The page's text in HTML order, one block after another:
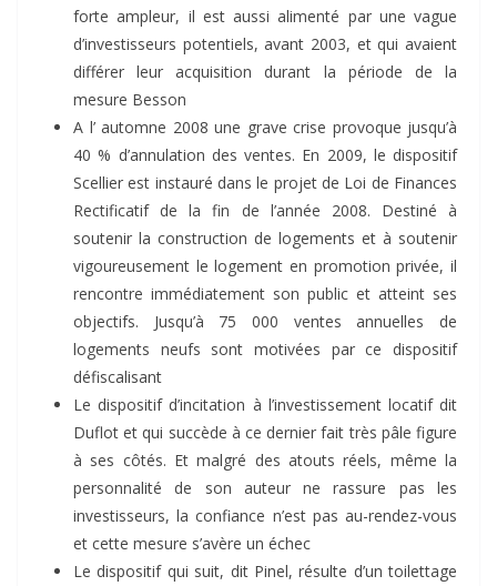
forte ampleur, il est aussi alimenté par une vague
d’investisseurs potentiels, avant 2003, et qui avaient
différer leur acquisition durant la période de la
mesure Besson
A l’ automne 2008 une grave crise provoque jusqu’à
40 % d’annulation des ventes. En 2009, le dispositif
Scellier est instauré dans le projet de Loi de Finances
Rectificatif de la fin de l’année 2008. Destiné à
soutenir la construction de logements et à soutenir
vigoureusement le logement en promotion privée, il
rencontre immédiatement son public et atteint ses
objectifs. Jusqu’à 75 000 ventes annuelles de
logements neufs sont motivées par ce dispositif
défiscalisant
Le dispositif d’incitation à l’investissement locatif dit
Duflot et qui succède à ce dernier fait très pâle figure
à ses côtés. Et malgré des atouts réels, même la
personnalité de son auteur ne rassure pas les
investisseurs, la confiance n’est pas au-rendez-vous
et cette mesure s’avère un échec
Le dispositif qui suit, dit Pinel, résulte d’un toilettage